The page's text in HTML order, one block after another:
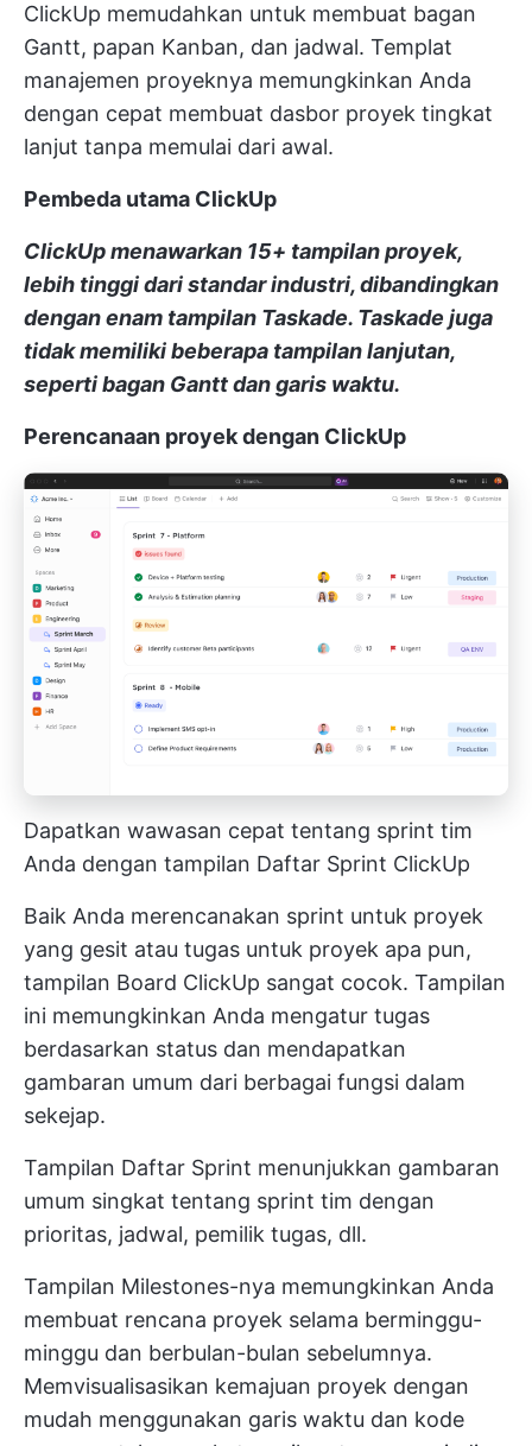
ClickUp memudahkan untuk membuat bagan
Gantt, papan Kanban, dan jadwal. Templat
manajemen proyeknya memungkinkan Anda
dengan cepat membuat dasbor proyek tingkat
lanjut tanpa memulai dari awal.
Pembeda utama ClickUp
ClickUp menawarkan 15+ tampilan proyek,
lebih tinggi dari standar industri, dibandingkan
dengan enam tampilan Taskade. Taskade juga
tidak memiliki beberapa tampilan lanjutan,
seperti bagan Gantt dan garis waktu.
Perencanaan proyek dengan ClickUp
Dapatkan wawasan cepat tentang sprint tim
Anda dengan tampilan Daftar Sprint ClickUp
Baik Anda merencanakan sprint untuk proyek
yang gesit atau tugas untuk proyek apa pun,
tampilan Board ClickUp sangat cocok. Tampilan
ini memungkinkan Anda mengatur tugas
berdasarkan status dan mendapatkan
gambaran umum dari berbagai fungsi dalam
sekejap.
Tampilan Daftar Sprint menunjukkan gambaran
umum singkat tentang sprint tim dengan
prioritas, jadwal, pemilik tugas, dll.
Tampilan Milestones-nya memungkinkan Anda
membuat rencana proyek selama berminggu-
minggu dan berbulan-bulan sebelumnya.
Memvisualisasikan kemajuan proyek dengan
mudah menggunakan garis waktu dan kode